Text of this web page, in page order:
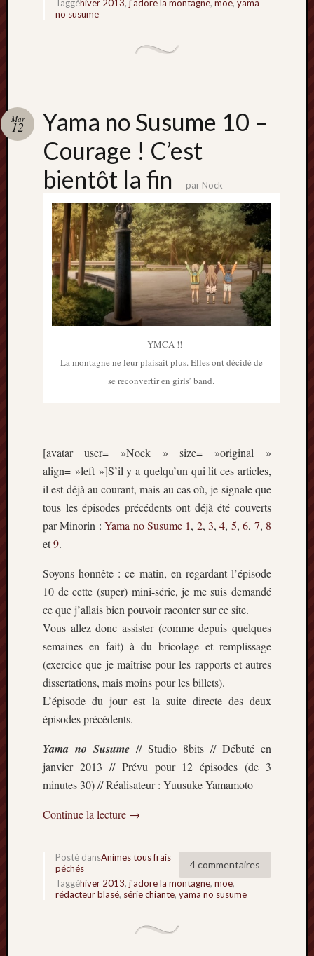
Taggéhiver 2013, j'adore la montagne, moe, yama
no susume
Yama no Susume 10 –
Courage ! C’est
bientôt la fin
Mar
12
par Nock
– YMCA !!
La montagne ne leur plaisait plus. Elles ont décidé de
se reconvertir en girls’ band.
[avatar user= »Nock » size= »original »
align= »left »]S’il y a quelqu’un qui lit ces articles,
il est déjà au courant, mais au cas où, je signale que
tous les épisodes précédents ont déjà été couverts
par Minorin :Yama no Susume 1, 2, 3,4, 5,6, 7, 8
et9.
Soyons honnête : ce matin, en regardant l’épisode
10 de cette (super) mini-série, je me suis demandé
ce que j’allais bien pouvoir raconter sur ce site.
Vous allez donc assister (comme depuis quelques
semaines en fait) à du bricolage et remplissage
(exercice que je maîtrise pour les rapports et autres
dissertations, mais moins pour les billets).
L’épisode du jour est la suite directe des deux
épisodes précédents.
Yama no Susume // Studio 8bits // Débuté en
janvier 2013 // Prévu pour 12 épisodes (de 3
minutes 30) // Réalisateur : Yuusuke Yamamoto
Continue la lecture →
4 commentaires
Posté dansAnimes tous frais
péchés
Taggéhiver 2013, j'adore la montagne, moe,
rédacteur blasé, série chiante, yama no susume